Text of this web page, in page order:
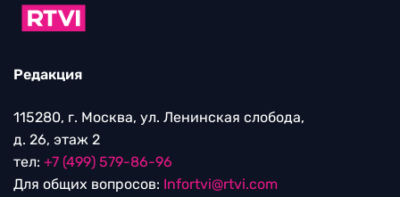
Редакция
115280, г. Москва, ул. Ленинская слобода,
д. 26, этаж 2
тел: +7 (499) 579-86-96
Для общих вопросов: Infortvi@rtvi.com